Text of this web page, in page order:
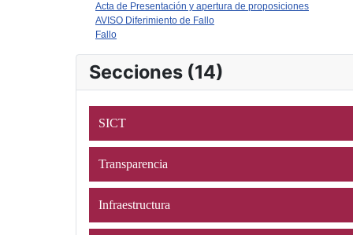
Acta de Presentación y apertura de proposiciones
AVISO Diferimiento de Fallo
Fallo
Secciones (14)
SICT
Transparencia
Infraestructura